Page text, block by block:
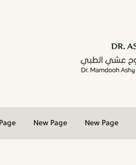
New Page New Page